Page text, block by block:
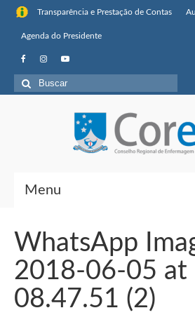
Transparência e Prestação de Contas
Agenda do Presidente
Buscar
por:
Menu
Sobre o Coren-AL
Missão, visão de futuro e
Organograma
WhatsApp
2018-06-05 at
08.47.51 (2)